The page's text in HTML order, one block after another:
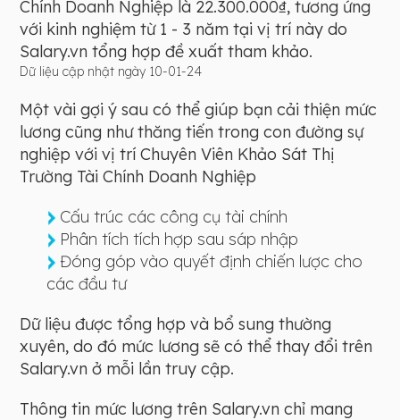
Chính Doanh Nghiệp là 22.300.000₫, tương ứng
với kinh nghiệm từ 1 - 3 năm tại vị trí này do
Salary.vn tổng hợp đề xuất tham khảo.
Dữ liệu cập nhật ngày 10-01-24
Một vài gợi ý sau có thể giúp bạn cải thiện mức
lương cũng như thăng tiến trong con đường sự
nghiệp với vị trí Chuyên Viên Khảo Sát Thị
Trường Tài Chính Doanh Nghiệp
Cấu trúc các công cụ tài chính
Phân tích tích hợp sau sáp nhập
Đóng góp vào quyết định chiến lược cho
các đầu tư
Dữ liệu được tổng hợp và bổ sung thường
xuyên, do đó mức lương sẽ có thể thay đổi trên
Salary.vn ở mỗi lần truy cập.
Thông tin mức lương trên Salary.vn chỉ mang